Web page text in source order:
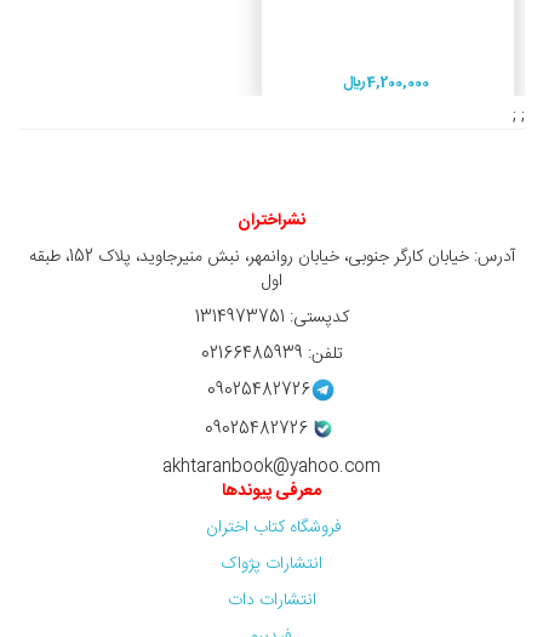
4,200,000 ريال
; ;
نشراختران
آدرس: خیابان کارگر جنوبی، خیابان روانمهر، نبش منیرجاوید، پلاک 152، طبقه
اول
کدپستی: 1314973751
تلفن: 02166485939
09025482726
09025482726
akhtaranbook@yahoo.com
معرفی پیوندها
فروشگاه کتاب اختران
انتشارات پژواک
انتشارات دات